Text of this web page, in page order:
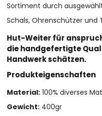
Sortiment durch
Schals, Ohrenschützer und
Hut-Weiter für
die handgefertigte
Handwerk schätzen.
Produkteigenschaften
Material: 100% diverses
Gewicht: 400gr